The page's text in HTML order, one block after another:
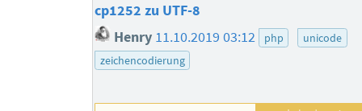
cp1252 zu UTF-8
Henry 11.10.2019 03:12 php
unicode
zeichencodierung